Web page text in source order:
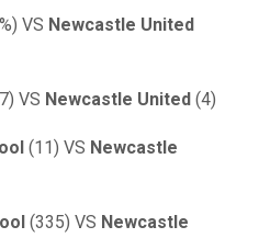
VS Newcastle United
VS Newcastle United (4)
(11) VS Newcastle
(335) VS Newcastle